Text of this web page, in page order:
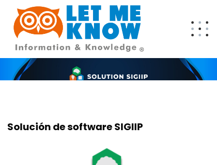
Solución de software SIGIIP